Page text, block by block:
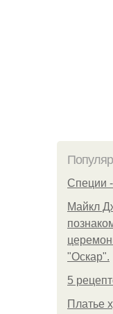
Специи -
Майкл
"Оскар".
5
Платье